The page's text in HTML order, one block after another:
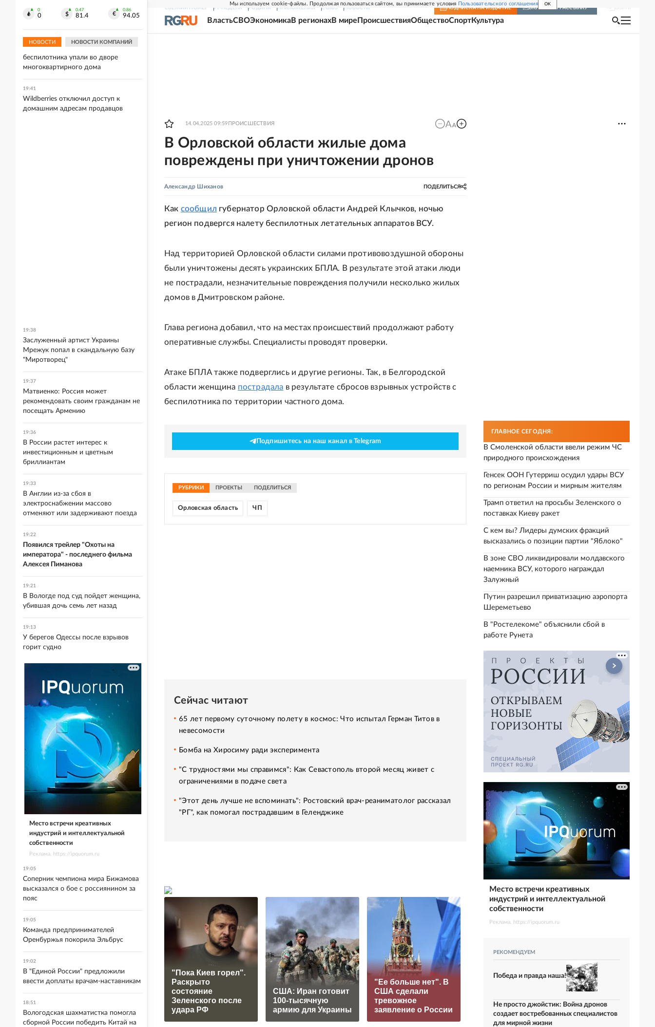
Мы используем cookie-файлы. Продолжая пользоваться сайтом, вы принимаете условия Пользовательского соглашения OK
СВЕЖИЙ НОМЕР РГ-НЕДЕЛЯ РОДИНА ПРИЛОЖЕНИЯ СОЮЗ НОВОСТИ ПОДПИСКА НА ИЗДАНИЕ ВКЛЮЧИТЬ РАССЫЛКУ
ВластьСВОЭкономикаВ регионахВ мире ПроисшествияОбществоСпортКультура
14.04.2025 09:59 ПРОИСШЕСТВИЯ
В Орловской области жилые дома
повреждены при уничтожении дронов
Александр Шиханов ПОДЕЛИТЬСЯ
Как сообщил губернатор Орловской области Андрей Клычков, ночью
регион подвергся налету беспилотных летательных аппаратов ВСУ.
Над территорией Орловской области силами противовоздушной обороны
были уничтожены десять украинских БПЛА. В результате этой атаки люди
не пострадали, незначительные повреждения получили несколько жилых
домов в Дмитровском районе.
Глава региона добавил, что на местах происшествий продолжают работу
оперативные службы. Специалисты проводят проверки.
Атаке БПЛА также подверглись и другие регионы. Так, в Белгородской
области женщина пострадала в результате сбросов взрывных устройств с
беспилотника по территории частного дома.
Подпишитесь на наш канал в Telegram
РУБРИКИ ПРОЕКТЫ ПОДЕЛИТЬСЯ
Орловская область ЧП
Сейчас читают
65 лет первому суточному полету в космос: Что испытал Герман Титов в
невесомости
Бомба на Хиросиму ради эксперимента
"С трудностями мы справимся": Как Севастополь второй месяц живет с
ограничениями в подаче света
"Этот день лучше не вспоминать": Ростовский врач-реаниматолог рассказал
"РГ", как помогал пострадавшим в Геленджике
"Пока Киев горел".
Раскрыто
состояние
Зеленского после
удара РФ
США: Иран готовит
100-тысячную
армию для Украины
"Ее больше нет". В
США сделали
тревожное
заявление о России
«Это конец всего»:
Захарова
а фестиваль в
Юрмале
Берлину
ГЛАВНОЕ СЕГОДНЯ:
В Смоленской области ввели режим ЧС
природного происхождения
Генсек ООН Гутерриш осудил удары ВСУ
по регионам России и мирным жителям
Трамп ответил на просьбы Зеленского о
поставках Киеву ракет
С кем вы? Лидеры думских фракций
высказались о позиции партии "Яблоко"
В зоне СВО ликвидировали молдавского
наемника ВСУ, которого награждал
Залужный
Путин разрешил приватизацию аэропорта
Шереметьево
В "Ростелекоме" объяснили сбой в
работе Рунета
Место встречи креативных
индустрий и интеллектуальной
собственности
Реклама. https://ipquorum.ru
РЕКОМЕНДУЕМ
Победа и правда наша!
Не просто джойстик: Война дронов
создает востребованных специалистов
для мирной жизни
0
0
0.47
81.4
0.86
94.05
НОВОСТИ НОВОСТИ КОМПАНИЙ
В Британии женщину-полицейского
покусали во время беспорядков
19:57
В Краснодаре обломки
беспилотника упали во дворе
многоквартирного дома
19:41
Wildberries отключил доступ к
домашним адресам продавцов
19:38
Заслуженный артист Украины
Мрежук попал в скандальную базу
"Миротворец"
19:37
Матвиенко: Россия может
рекомендовать своим гражданам не
посещать Армению
19:36
В России растет интерес к
инвестиционным и цветным
бриллиантам
19:33
В Англии из-за сбоя в
электроснабжении массово
отменяют или задерживают поезда
19:22
Появился трейлер "Охоты на
императора" - последнего фильма
Алексея Пиманова
19:21
В Вологде под суд пойдет женщина,
убившая дочь семь лет назад
19:13
У берегов Одессы после взрывов
горит судно
Место встречи креативных
индустрий и интеллектуальной
собственности
Реклама. https://ipquorum.ru
19:05
Соперник чемпиона мира Бижамова
высказался о бое с россиянином за
пояс
19:05
Команда предпринимателей
Оренбуржья покорила Эльбрус
19:02
В "Единой России" предложили
ввести доплаты врачам-наставникам
18:51
Вологодская шахматистка помогла
сборной России победить Китай на